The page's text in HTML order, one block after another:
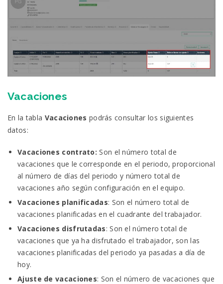
Vacaciones
En la tabla Vacaciones podrás consultar los siguientes
datos:
Vacaciones contrato: Son el número total de
vacaciones que le corresponde en el periodo, proporcional
al número de días del periodo y número total de
vacaciones año según configuración en el equipo.
Vacaciones planificadas: Son el número total de
vacaciones planificadas en el cuadrante del trabajador.
Vacaciones disfrutadas: Son el número total de
vacaciones que ya ha disfrutado el trabajador, son las
vacaciones planificadas del periodo ya pasadas a día de
hoy.
Ajuste de vacaciones: Son el número de vacaciones que